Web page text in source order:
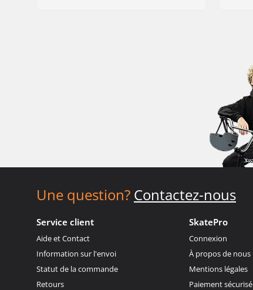
Une question? Contactez-nous
Service client
Aide et Contact
Information sur l'envoi
Statut de la commande
Retours
SkatePro
Connexion
À propos de nous
Mentions légales
Paiement sécurisé